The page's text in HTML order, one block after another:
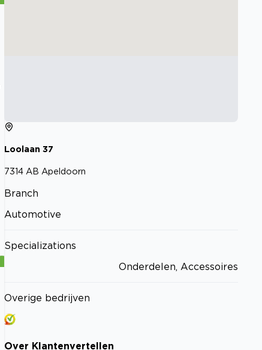
Loolaan 37
7314 AB Apeldoorn
Branch
Automotive
Specializations
Onderdelen, Accessoires
Overige bedrijven
Over Klantenvertellen